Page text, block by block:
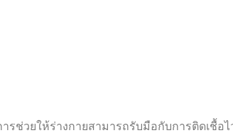
รช่วยให้ร่างกายสามารถรับมือกับการติดเชื้อ